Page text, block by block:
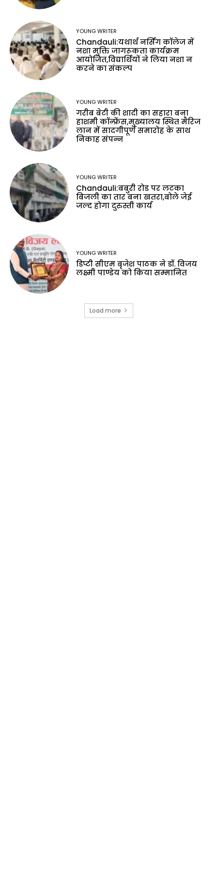
YOUNG WRITER
Chandauli:यथार्थ नर्सिंग कॉलेज में
नशा मुक्ति जागरूकता कार्यक्रम
आयोजित,विद्यार्थियों ने लिया नशा न
करने का संकल्प
YOUNG WRITER
गरीब बेटी की शादी का सहारा बना
हाशमी कॉन्फ्रेंस,मुख्यालय स्थित मैरिज
लान में सादगीपूर्ण समारोह के साथ
निकाह संपन्न
YOUNG WRITER
Chandauli:बबुरी रोड पर लटका
बिजली का तार बना खतरा,बोले जेई
जल्द होगा दुरुस्ती कार्य
YOUNG WRITER
डिप्टी सीएम बृजेश पाठक ने डॉ. विजय
लक्ष्मी पाण्डेय को किया सम्मानित
Load more